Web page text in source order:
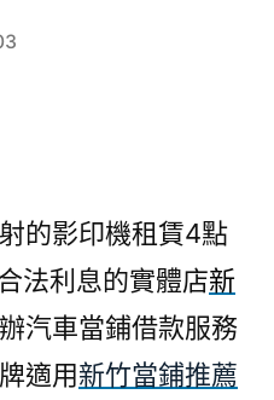
的影印機租賃4點
法利息的實體店新
汽車當鋪借款服務
適用新竹當鋪推薦